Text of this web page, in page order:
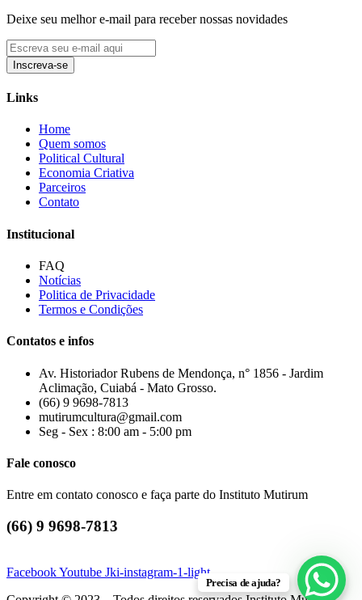
Deixe seu melhor e-mail para receber nossas novidades
Inscreva-se
Links
Home
Quem somos
Political Cultural
Economia Criativa
Parceiros
Contato
Institucional
FAQ
Notícias
Politica de Privacidade
Termos e Condições
Contatos e infos
Av. Historiador Rubens de Mendonça, n° 1856 - Jardim
Aclimação, Cuiabá - Mato Grosso.
(66) 9 9698-7813
mutirumcultura@gmail.com
Seg - Sex : 8:00 am - 5:00 pm
Fale conosco
Entre em contato conosco e faça parte do Instituto Mutirum
(66) 9 9698-7813
FacebookYoutube Jki-instagram-1-light
Precisa de ajuda?